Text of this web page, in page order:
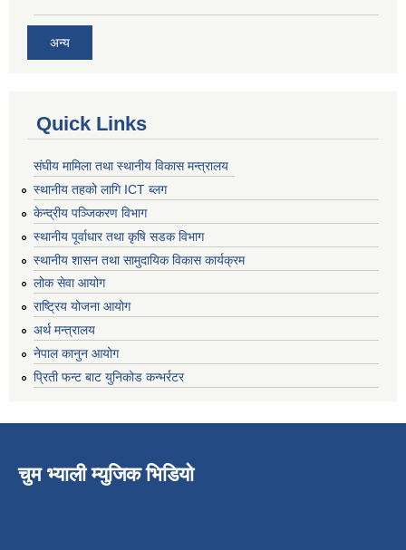
अन्य
Quick Links
संघीय मामिला तथा स्थानीय विकास मन्त्रालय
स्थानीय तहको लागि ICT ब्लग
केन्द्रीय पञ्जिकरण विभाग
स्थानीय पूर्वाधार तथा कृषि सडक विभाग
स्थानीय शासन तथा सामुदायिक विकास कार्यक्रम
लोक सेवा आयोग
राष्ट्रिय योजना आयोग
अर्थ मन्त्रालय
नेपाल कानुन आयोग
प्रिती फन्ट बाट युनिकोड कन्भर्रटर
चुम भ्याली म्युजिक भिडियो